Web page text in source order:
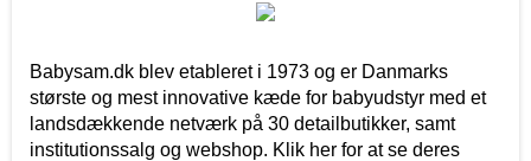
Babysam.dk blev etableret i 1973 og er Danmarks
største og mest innovative kæde for babyudstyr med et
landsdækkende netværk på 30 detailbutikker, samt
institutionssalg og webshop. Klik her for at se deres